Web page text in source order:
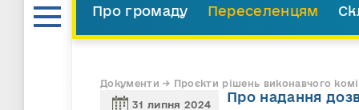
Про громаду Переселенцям
Документи → Проєкти рішень виконавчого
31 липня 2024 Про надання